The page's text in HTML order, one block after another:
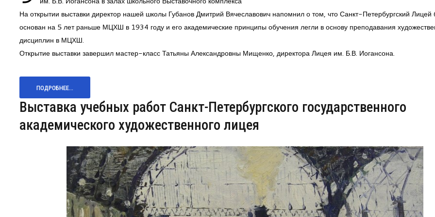
На открытии выставки директор нашей школы Губанов Дмитрий Вячеславович напомнил о том, что Санкт-Петербургский Лицей
основан на 5 лет раньше МЦХШ в 1934 году и его академические принципы обучения легли в основу преподавания
дисциплин в МЦХШ.
Открытие выставки завершил мастер-класс Татьяны Александровны Мищенко, директора Лицея им. Б.В. Иогансона.
ПОДРОБНЕЕ...
Выставка учебных работ Санкт-Петербургского государственного
академического художественного лицея